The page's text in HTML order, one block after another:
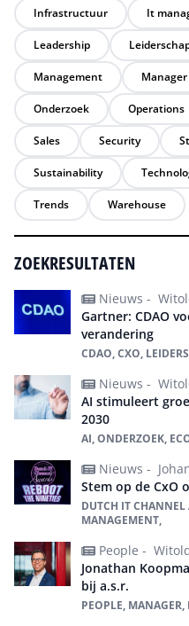
ZOEKRESULTATEN
Nieuws -
Gartner: CDAO
verandering
CDAO, CXO,
Nieuws -
AI stimuleert
2030
AI, ONDERZOEK,
Nieuws -
Stem op de CxO
DUTCH IT CHANNEL
MANAGEMENT,
People -
Jonathan
bij a.s.r.
PEOPLE,
Infrastructuur It
Leadership
Management Manager
Onderzoek Operations
Sales Security
Sustainability
Trends Warehouse